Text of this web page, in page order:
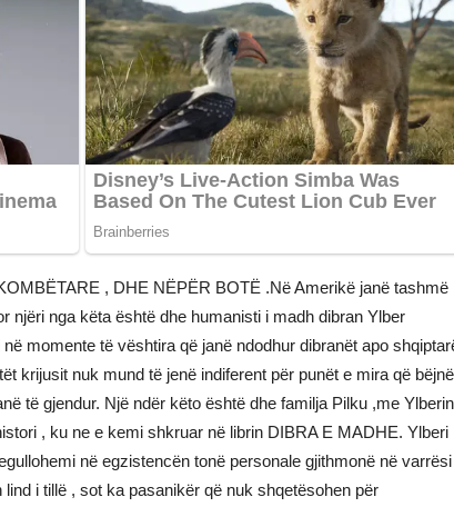
, DHE NËPËR BOTË .Në Amerikë janë tashmë
njëri nga këta është dhe humanisti i madh dibran Ylber
momente të vështira që janë ndodhur dibranët apo
krijusit nuk mund të jenë indiferent për punët e mira që bëjnë
të gjendur. Një ndër këto është dhe familja Pilku ,me Ylberin
, ku ne e kemi shkruar në librin DIBRA E MADHE. Ylberi
në egzistencën tonë personale gjithmonë në varrësi
i tillë , sot ka pasanikër që nuk shqetësohen për